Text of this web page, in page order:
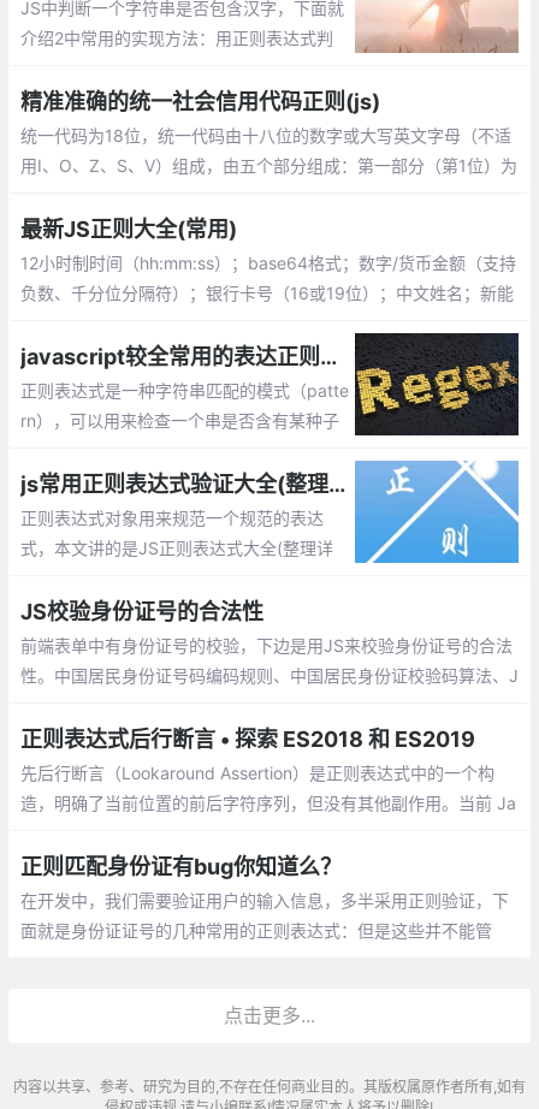
JS中判断一个字符串是否包含汉字，下面就
介绍2中常用的实现方法：用正则表达式判
精准准确的统一社会信用代码正则(js)
统一代码为18位，统一代码由十八位的数字或大写英文字母（不适
用I、O、Z、S、V）组成，由五个部分组成：第一部分（第1位）为
最新JS正则大全(常用)
12小时制时间（hh:mm:ss）；base64格式；数字/货币金额（支持
负数、千分位分隔符）；银行卡号（16或19位）；中文姓名；新能
javascript较全常用的表达正则验证,js中采用test()方法
正则表达式是一种字符串匹配的模式（patte
rn），可以用来检查一个串是否含有某种子
符合某个条件的子串等。本文整理了JS较全
且实用正则表达式。
js常用正则表达式验证大全(整理详细且实用)
正则表达式对象用来规范一个规范的表达
式，本文讲的是JS正则表达式大全(整理详
的需求等等
JS校验身份证号的合法性
前端表单中有身份证号的校验，下边是用JS来校验身份证号的合法
性。中国居民身份证号码编码规则、中国居民身份证校验码算法、J
正则表达式后行断言 • 探索 ES2018 和 ES2019
先后行断言（Lookaround Assertion）是正则表达式中的一个构
造，明确了当前位置的前后字符序列，但没有其他副作用。当前 Ja
当前位置接下来的字符序列
正则匹配身份证有bug你知道么？
在开发中，我们需要验证用户的输入信息，多半采用正则验证，下
面就是身份证证号的几种常用的正则表达式：但是这些并不能管
点击更多...
内容以共享、参考、研究为目的,不存在任何商业目的。其版权属原作者所有,如有